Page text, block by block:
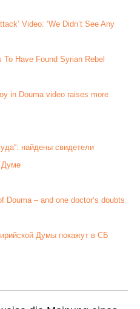
Video: ‘We Didn’t See Any
Have Found Syrian Rebel
in Douma video raises more
найдены свидетели
Думе
Douma – and one doctor’s doubts
Думы покажут в СБ